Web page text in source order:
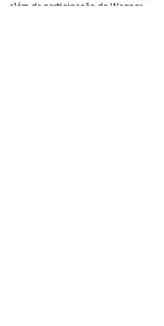
além da participação de Wagner